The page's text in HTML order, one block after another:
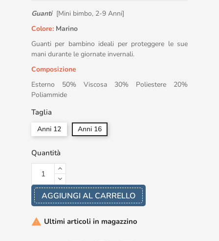
Guanti[Mini bimbo, 2-9 Anni]
Colore: Marino
Guanti per bambino ideali per proteggere le sue
mani durante le giornate invernali.
Composizione
Esterno 50% Viscosa 30% Poliestere 20%
Poliammide
Taglia
Anni 12 Anni 16
Quantità
AGGIUNGI AL CARRELLO
 Ultimi articoli in magazzino